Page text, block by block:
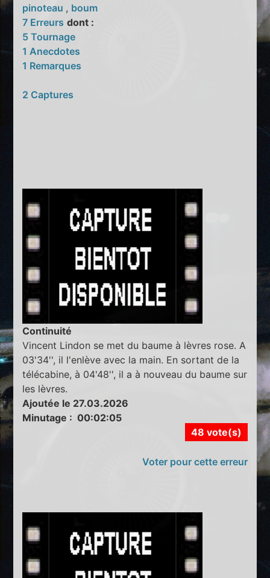
pinoteau , boum
7 Erreurs dont :
5 Tournage
1 Anecdotes
1 Remarques
2 Captures
Continuité
Vincent Lindon se met du baume à lèvres rose. A
03'34'', il l'enlève avec la main. En sortant de la
télécabine, à 04'48'', il a à nouveau du baume sur
les lèvres.
Ajoutée le 27.03.2026
Minutage : 00:02:05
48 vote(s)
Voter pour cette erreur